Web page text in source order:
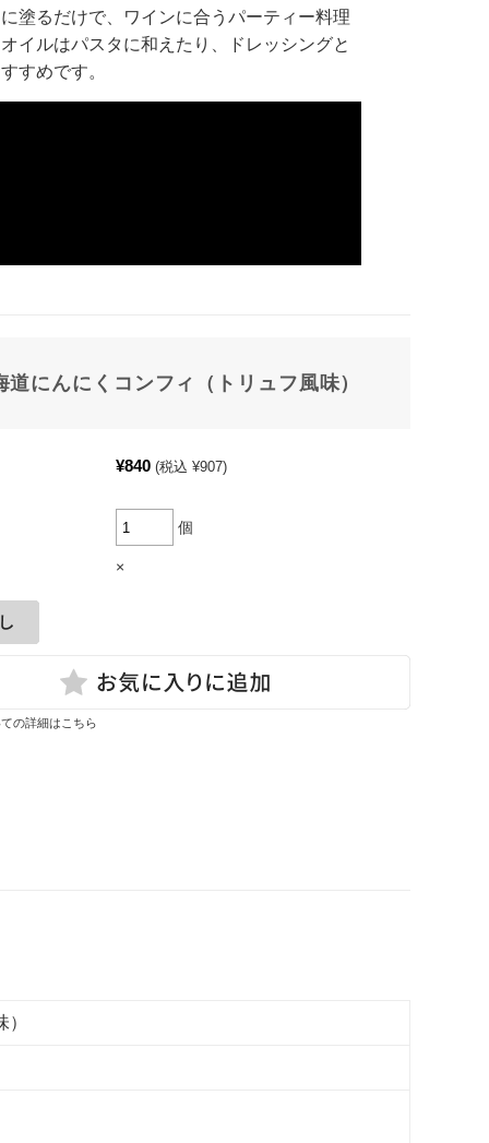
塗るだけで、ワインに合うパーティー料理
イルはパスタに和えたり、ドレッシングと
すめです。
道にんにくコンフィ（トリュフ風味）
¥840 (税込 ¥907)
個
×
の詳細はこちら